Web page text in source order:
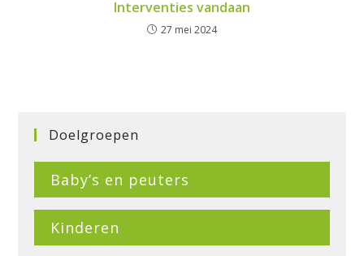
Interventies vandaan
27 mei 2024
Doelgroepen
Baby’s en peuters
Kinderen